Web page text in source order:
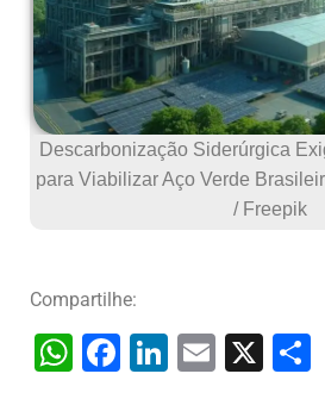
Descarbonização Siderúrgica
para Viabilizar Aço Verde
/ Freepik
Compartilhe:
W
F
Li
E
X